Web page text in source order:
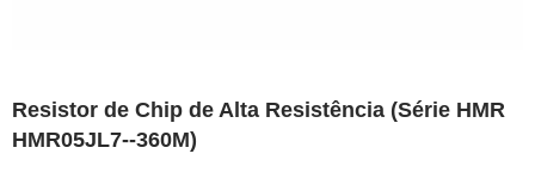
Resistor de Chip de Alta Resistência (Série HMR
HMR05JL7--360M)